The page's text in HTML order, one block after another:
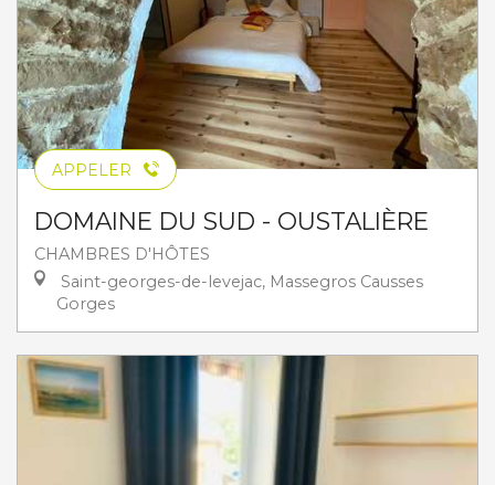
APPELER
DOMAINE DU SUD - OUSTALIÈRE
CHAMBRES D'HÔTES
Saint-georges-de-levejac, Massegros Causses
Gorges